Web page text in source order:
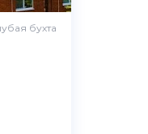
бухта